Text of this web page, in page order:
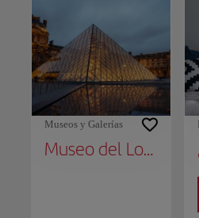
Museos y Galerías
Museo del Louvre